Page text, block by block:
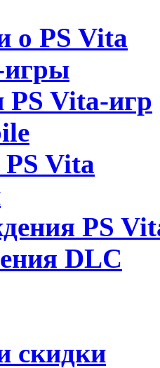
о PS Vita
игры
Vita-игр
Vita
PS
DLC
скидки